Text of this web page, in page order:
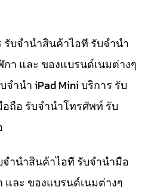
รับจำนำสินค้าไอที รับจำนำ
า และ ของแบรนด์เนมต่างๆ
ำนำ iPad Mini บริการ รับ
ถือ รับจำนำโทรศัพท์ รับ
ำนำสินค้าไอที รับจำนำมือ
ละ ของแบรนด์เนมต่างๆ